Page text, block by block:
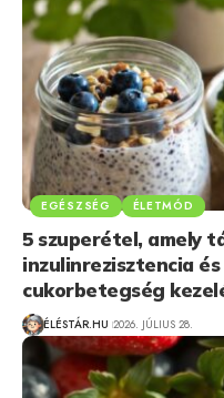
EGÉSZSÉG ÉLETMÓD
5 szuperétel, amely
inzulinrezisztencia
cukorbetegség
ÉLÉSTÁR.HU 2026. JÚLIUS 28.